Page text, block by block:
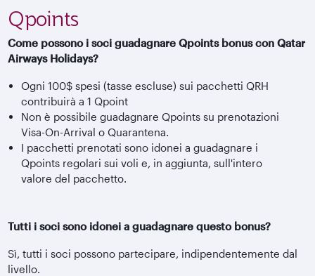
Qpoints
Come possono i soci guadagnare Qpoints bonus con Qatar
Airways Holidays?
Ogni 100$ spesi (tasse escluse) sui pacchetti QRH
contribuirà a 1 Qpoint
Non è possibile guadagnare Qpoints su prenotazioni
Visa-On-Arrival o Quarantena.
I pacchetti prenotati sono idonei a guadagnare i
Qpoints regolari sui voli e, in aggiunta, sull'intero
valore del pacchetto.
Tutti i soci sono idonei a guadagnare questo bonus?
Sì, tutti i soci possono partecipare, indipendentemente dal
livello.